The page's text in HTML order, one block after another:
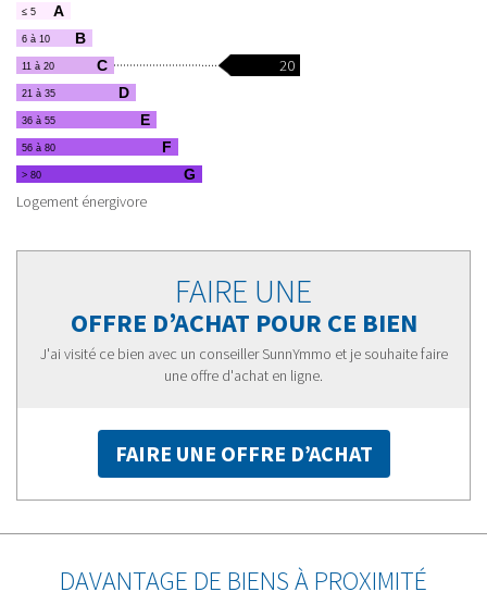
≤ 5 A
6 à 10 B
11 à 20 C 20
21 à 35 D
36 à 55 E
56 à 80 F
> 80 G
Logement énergivore
FAIRE UNE
OFFRE D’ACHAT POUR CE BIEN
J'ai visité ce bien avec un conseiller SunnYmmo et je souhaite faire
une offre d'achat en ligne.
FAIRE UNE OFFRE D’ACHAT
DAVANTAGE DE BIENS À PROXIMITÉ